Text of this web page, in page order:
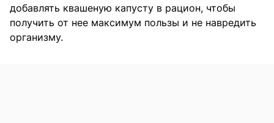
добавлять квашеную капусту в рацион, чтобы
получить от нее максимум пользы и не навредить
организму.